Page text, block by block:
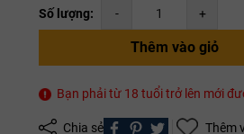
Số lượng: - +
Thêm vào giỏ
Bạn phải từ 18 tuổi trở lên mới
Chia sẻ Thêm